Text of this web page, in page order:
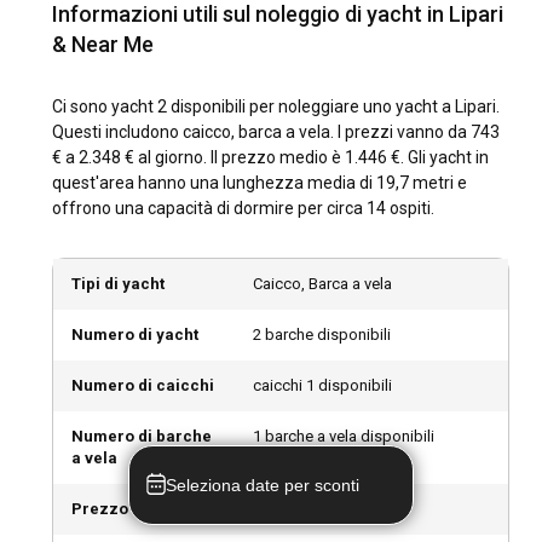
I mesi soleggiati da maggio a settembre sono il momento
sia per visitare che per navigare. Inoltre, una valanga di
eventi e festival come le celebrazioni di San Bartolomeo
aggiunge al fascino dell'isola durante questo periodo.
Lipari?
Lipari vanta un invitante clima mediterraneo, caratterizzato
di navigazione ottimali per il noleggio di yacht. Mentre i venti
generalmente moderati e gestibili, rendendo Lipari una
Come esplorare la storia e la cultura di Lipari?
Per fare un passo indietro nel tempo, non cercare oltre al
Informazioni utili sul noleggio di yacht in Lipari
& Near Me
Ci sono yacht 2 disponibili per noleggiare uno yacht a Lipari.
Questi includono caicco, barca a vela. I prezzi vanno da 743
€ a 2.348 € al giorno. Il prezzo medio è 1.446 €. Gli yacht in
quest'area hanno una lunghezza media di 19,7 metri e
offrono una capacità di dormire per circa 14 ospiti.
Tipi di yacht Caicco, Barca a vela
Numero di yacht 2 barche disponibili
Numero di caicchi caicchi 1 disponibili
Numero di barche
a vela
1 barche a vela disponibili
Prezzo minimo
Seleziona date per sconti